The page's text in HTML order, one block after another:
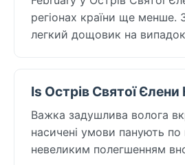
регіонах країни ще менше.
легкий дощовик на випадок
Is Острів Святої
Важка задушлива волога
насичені умови панують по
невеликим полегшенням